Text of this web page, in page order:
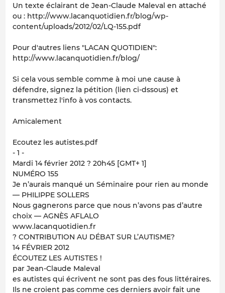
Un texte éclairant de Jean-Claude Maleval en attaché
ou : http://www.lacanquotidien.fr/blog/wp-
content/uploads/2012/02/LQ-155.pdf
Pour d'autres liens "LACAN QUOTIDIEN":
http://www.lacanquotidien.fr/blog/
Si cela vous semble comme à moi une cause à
défendre, signez la pétition (lien ci-dssous) et
transmettez l'info à vos contacts.
Amicalement
Ecoutez les autistes.pdf
- 1 -
Mardi 14 février 2012 ? 20h45 [GMT+ 1]
NUMÉRO 155
Je n’aurais manqué un Séminaire pour rien au monde
— PHILIPPE SOLLERS
Nous gagnerons parce que nous n’avons pas d’autre
choix — AGNÈS AFLALO
www.lacanquotidien.fr
? CONTRIBUTION AU DÉBAT SUR L’AUTISME?
14 FÉVRIER 2012
ÉCOUTEZ LES AUTISTES !
par Jean-Claude Maleval
es autistes qui écrivent ne sont pas des fous littéraires.
Ils ne croient pas comme ces derniers avoir fait une